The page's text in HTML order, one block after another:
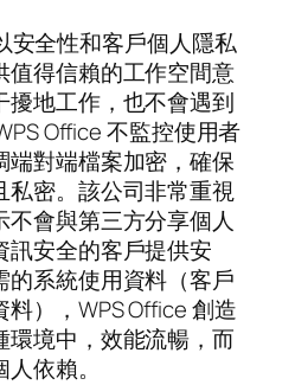
安全性和客戶個人隱私
值得信賴的工作空間意
擾地工作，也不會遇到
Office 不監控使用者
端對端檔案加密，確保
私密。該公司非常重視
會與第三方分享個人
訊安全的客戶提供安
的系統使用資料（客戶
），WPS Office 創造
環境中，效能流暢，而
依賴。